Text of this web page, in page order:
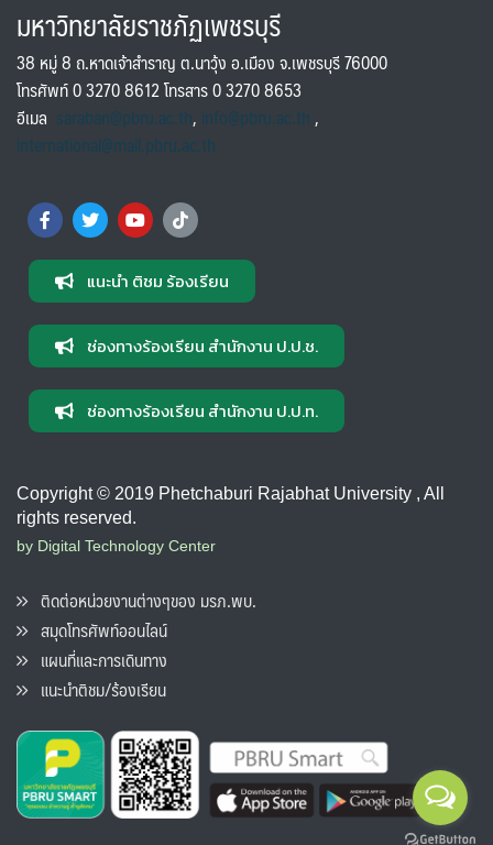
มหาวิทยาลัยราชภัฏเพชรบุรี
38 หมู่ 8 ถ.หาดเจ้าสำราญ ต.นาวุ้ง อ.เมือง จ.เพชรบุรี 76000
โทรศัพท์ 0 3270 8612 โทรสาร 0 3270 8653
อีเมล saraban@pbru.ac.th, info@pbru.ac.th,
international@mail.pbru.ac.th
แนะนำ ติชม ร้องเรียน
ช่องทางร้องเรียน สำนักงาน ป.ป.ช.
ช่องทางร้องเรียน สำนักงาน ป.ป.ท.
Copyright © 2019 Phetchaburi Rajabhat University , All
rights reserved.
by Digital Technology Center
ติดต่อหน่วยงานต่างๆของ มรภ.พบ.
สมุดโทรศัพท์ออนไลน์
แผนที่และการเดินทาง
แนะนำติชม/ร้องเรียน